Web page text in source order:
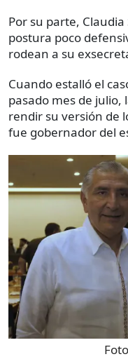
Por su parte,
postura poco
rodean a su
Cuando estalló el
pasado mes de
rendir su versión de
fue gobernador del